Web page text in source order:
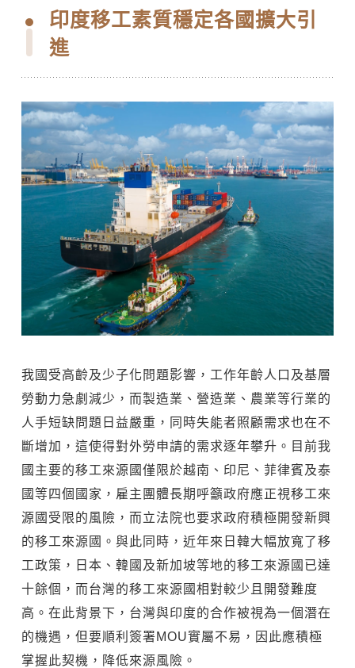
印度移工素質穩定各國擴大引
進
我國受高齡及少子化問題影響，工作年齡人口及基層
勞動力急劇減少，而製造業、營造業、農業等行業的
人手短缺問題日益嚴重，同時失能者照顧需求也在不
斷增加，這使得對外勞申請的需求逐年攀升。目前我
國主要的移工來源國僅限於越南、印尼、菲律賓及泰
國等四個國家，雇主團體長期呼籲政府應正視移工來
源國受限的風險，而立法院也要求政府積極開發新興
的移工來源國。與此同時，近年來日韓大幅放寬了移
工政策，日本、韓國及新加坡等地的移工來源國已達
十餘個，而台灣的移工來源國相對較少且開發難度
高。在此背景下，台灣與印度的合作被視為一個潛在
的機遇，但要順利簽署MOU實屬不易，因此應積極
掌握此契機，降低來源風險。